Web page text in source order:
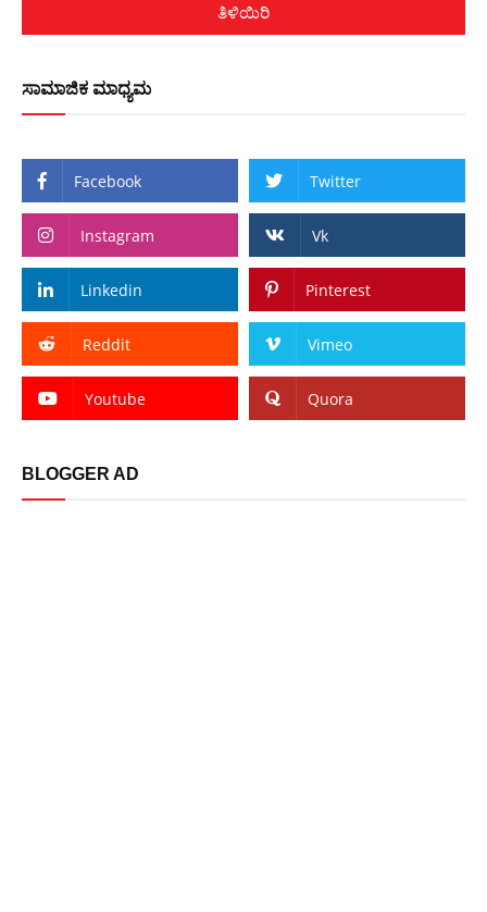
ತಿಳಿಯಿರಿ
ಸಾಮಾಜಿಕ ಮಾಧ್ಯಮ
Facebook Twitter
Instagram Vk
Linkedin Pinterest
Reddit Vimeo
Youtube Quora
BLOGGER AD